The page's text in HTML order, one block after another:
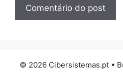
© 2026 Cibersistemas.pt•